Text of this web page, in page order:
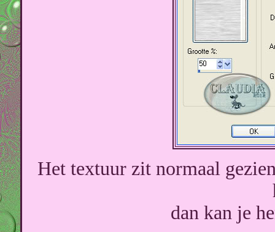
Het textuur zit normaal
dan kan je